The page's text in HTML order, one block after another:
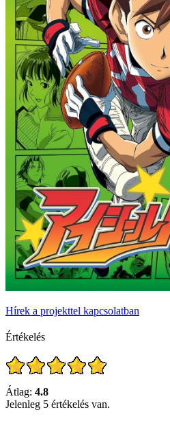
Hírek a projekttel kapcsolatban
Értékelés
Átlag: 4.8
Jelenleg 5 értékelés van.